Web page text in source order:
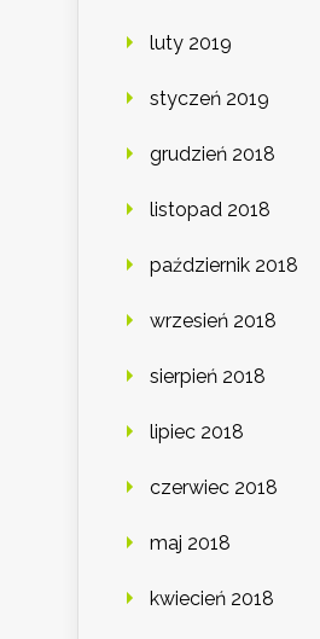
luty 2019
styczeń 2019
grudzień 2018
listopad 2018
październik 2018
wrzesień 2018
sierpień 2018
lipiec 2018
czerwiec 2018
maj 2018
kwiecień 2018